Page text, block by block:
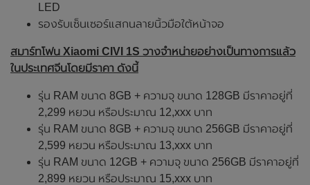
LED
รองรับเซ็นเซอร์แสกนลายนิ้วมือใต้หน้าจอ
สมาร์ทโฟน Xiaomi CIVI 1S วางจำหน่ายอย่างเป็นทางการแล้ว
ในประเทศจีนโดยมีราคา ดังนี้
รุ่น RAM ขนาด 8GB + ความจุ ขนาด 128GB มีราคาอยู่ที่
2,299 หยวน หรือประมาณ 12,xxx บาท
รุ่น RAM ขนาด 8GB + ความจุ ขนาด 256GB มีราคาอยู่ที่
2,599 หยวน หรือประมาณ 13,xxx บาท
รุ่น RAM ขนาด 12GB + ความจุ ขนาด 256GB มีราคาอยู่ที่
2,899 หยวน หรือประมาณ 15,xxx บาท